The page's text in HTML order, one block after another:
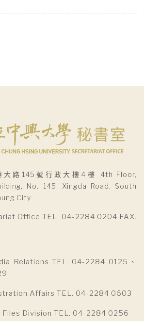
大路145號行政大樓4樓 4th Floor,
No. 145, Xingda Road, South
City
Office TEL. 04-2284 0204 FAX.
Relations TEL. 04-2284 0125、
Affairs TEL. 04-2284 0603
Division TEL. 04-2284 0256